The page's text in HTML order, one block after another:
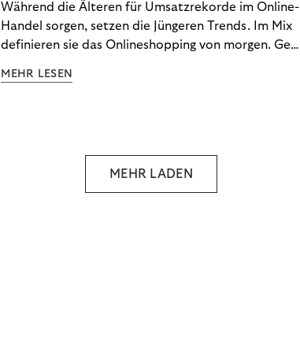
Während die Älteren für Umsatzrekorde im Online-
Handel sorgen, setzen die Jüngeren Trends. Im Mix
definieren sie das Onlineshopping von morgen. Gen
gemeinsame Leidenschaft - allerdings
MEHR LESEN
MEHR LADEN